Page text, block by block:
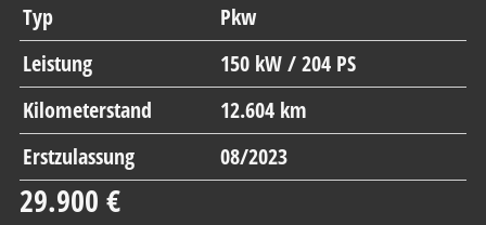
Typ
Pkw
Leistung
150 kW / 204 PS
Kilometerstand
12.604 km
Erstzulassung
08/2023
29.900 €